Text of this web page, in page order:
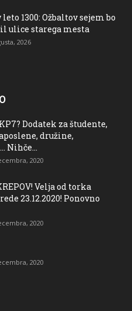
leto 1300: Ožbaltov sejem bo
ulice starega mesta
2026
Dodatek za študente,
družine,
Nihče...
2020
Velja od torka
23.12.2020! Ponovno
2020
2020